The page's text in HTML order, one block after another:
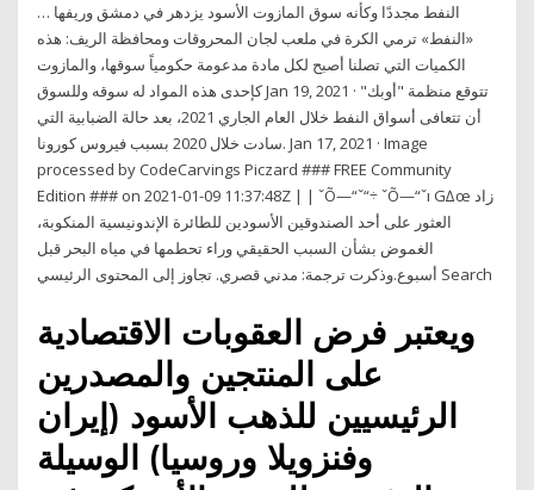
النفط مجددًا وكأنه سوق المازوت الأسود يزدهر في دمشق وريفها …
«النفط» ترمي الكرة في ملعب لجان المحروقات ومحافظة الريف: هذه
الكميات التي تصلنا أصبح لكل مادة مدعومة حكومياً سوقها، والمازوت
كإحدى هذه المواد له سوقه وللسوق Jan 19, 2021 · تتوقع منظمة "أوبك"
أن تتعافى أسواق النفط خلال العام الجاري 2021، بعد حالة الضبابية التي
سادت خلال 2020 بسبب فيروس كورونا. Jan 17, 2021 · Image
processed by CodeCarvings Piczard ### FREE Community
Edition ### on 2021-01-09 11:37:48Z | | ˇÕ—“ˇ“÷ ˇÕ—“ˇı G∆œ زاد
العثور على أحد الصندوقين الأسودين للطائرة الإندونيسية المنكوبة،
الغموض بشأن السبب الحقيقي وراء تحطمها في مياه البحر قبل
أسبوع.وذكرت ترجمة: مدني قصري. تجاوز إلى المحتوى الرئيسي Search
ويعتبر فرض العقوبات الاقتصادية
على المنتجين والمصدرين
الرئيسيين للذهب الأسود (إيران
وفنزويلا وروسيا) الوسيلة